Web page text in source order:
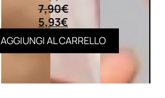
7,90€
5,93€
AGGIUNGI AL CARRELLO